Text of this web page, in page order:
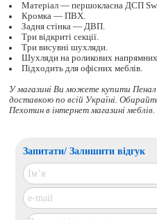
Матеріал — першокласна ДСП
Кромка — ПВХ.
Задня стінка — ДВП.
Три відкриті секції.
Три висувні шухляди.
Шухляди на роликових
Підходить для офісних меблів.
У магазині Ви можете купити
доставкою по всій Україні.
Пехотин в інтернет магазині меблів.
Запитати/ Залишити відгук